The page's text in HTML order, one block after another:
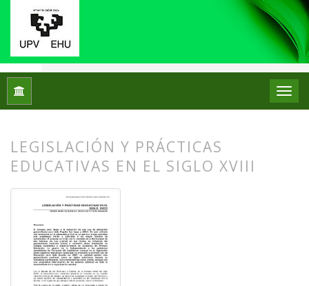
Inicio
LEGISLACIÓN Y PRÁCTICAS
EDUCATIVAS EN EL SIGLO XVIII